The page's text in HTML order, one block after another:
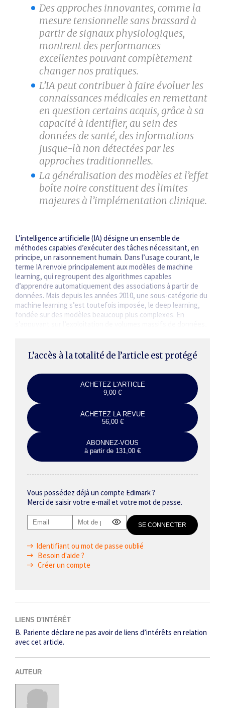
Des approches innovantes, comme la
mesure tensionnelle sans brassard à
partir de signaux physiologiques,
montrent des performances
excellentes pouvant complètement
changer nos pratiques.
L’IA peut contribuer à faire évoluer les
connaissances médicales en remettant
en question certains acquis, grâce à sa
capacité à identifier, au sein des
données de santé, des informations
jusque-là non détectées par les
approches traditionnelles.
La généralisation des modèles et l’effet
boîte noire constituent des limites
majeures à l’implémentation clinique.
L’intelligence artificielle (IA) désigne un ensemble de
méthodes capables d’exécuter des tâches nécessitant, en
principe, un raisonnement humain. Dans l’usage courant, le
terme IA renvoie principalement aux modèles de machine
learning, qui regroupent des algorithmes capables
d’apprendre automatiquement des associations à partir de
données. Mais depuis les années 2010, une sous-catégorie du
machine learning s’est toutefois imposée, le deep learning,
fondée sur des modèles beaucoup plus complexes. En
L’accès à la totalité de l’article est protégé
ACHETEZ L'ARTICLE
9,00 €
ACHETEZ LA REVUE
56,00 €
ABONNEZ-VOUS
à partir de 131,00 €
Vous possédez déjà un compte Edimark ?
Merci de saisir votre e-mail et votre mot de passe.
Identifiant ou mot de passe oublié
Besoin d'aide ?
Créer un compte
LIENS D'INTÉRÊT
B. Pariente déclare ne pas avoir de liens d’intérêts en relation
avec cet article.
AUTEUR